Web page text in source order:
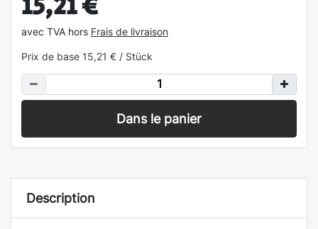
avec TVA hors Frais de livraison
Prix de base 15,21 € / Stück
Dans le panier
Description